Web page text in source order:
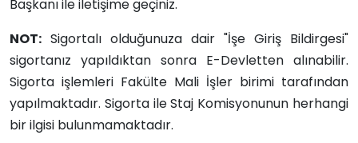
Başkanı ile iletişime geçiniz.
NOT: Sigortalı olduğunuza dair "İşe Giriş Bildirgesi"
sigortanız yapıldıktan sonra E-Devletten alınabilir.
Sigorta işlemleri Fakülte Mali İşler birimi tarafından
yapılmaktadır. Sigorta ile Staj Komisyonunun herhangi
bir ilgisi bulunmamaktadır.